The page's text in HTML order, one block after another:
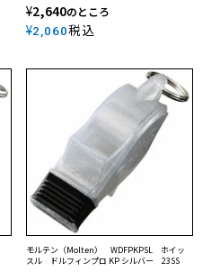
¥2,640のところ
¥2,060税込
モルテン（Molten） WDFPKPSL ホイッ
スル ドルフィンプロ KP シルバー 23SS